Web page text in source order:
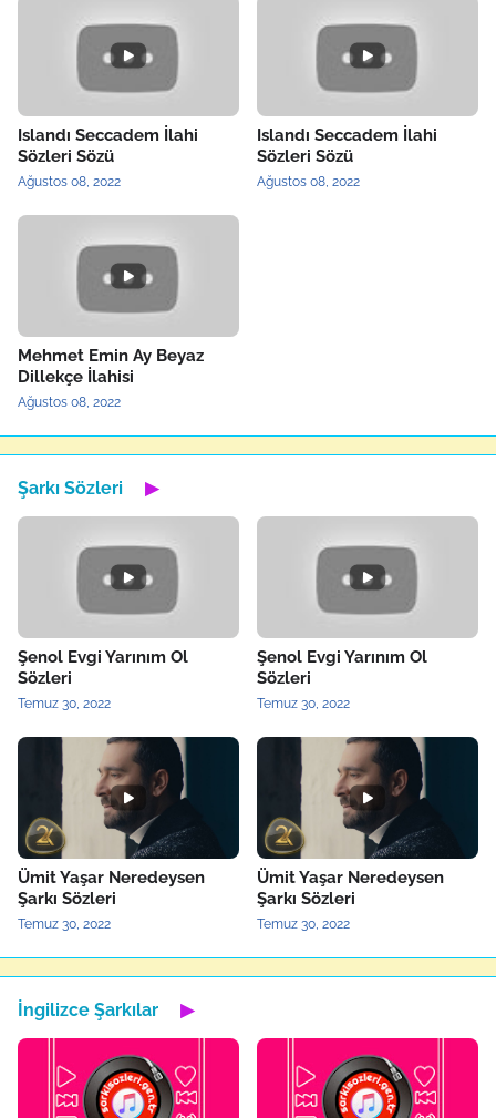
Islandı Seccadem İlahi
Sözleri Sözü
Ağustos 08, 2022
Islandı Seccadem İlahi
Sözleri Sözü
Ağustos 08, 2022
Mehmet Emin Ay Beyaz
Dillekçe İlahisi
Ağustos 08, 2022
Şarkı Sözleri ▶
Şenol Evgi Yarınım Ol
Sözleri
Temuz 30, 2022
Şenol Evgi Yarınım Ol
Sözleri
Temuz 30, 2022
Ümit Yaşar Neredeysen
Şarkı Sözleri
Temuz 30, 2022
Ümit Yaşar Neredeysen
Şarkı Sözleri
Temuz 30, 2022
İngilizce Şarkılar ▶